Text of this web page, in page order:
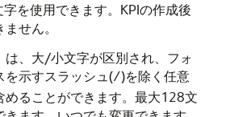
を使用できます。KPIの作成後
せん。
は、大/小文字が区別され、フォ
を示すスラッシュ(/)を除く任意
めることができます。最大128文